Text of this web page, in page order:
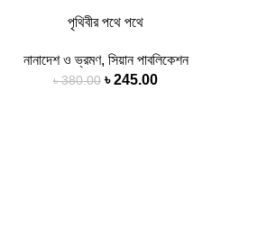
পৃথিবীর পথে পথে
নানাদেশ ও ভ্রমণ, সিয়ান পাবলিকেশন
৳380.00 ৳245.00